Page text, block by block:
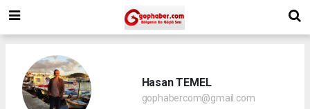
Hasan TEMEL
gophabercom@gmail.com